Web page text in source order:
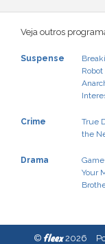
Veja outros
Suspense
Robot
Crime True
the
Drama
Your
© fleex2026